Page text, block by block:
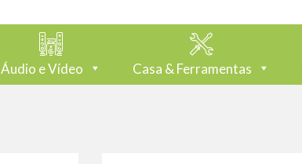
Áudio e Vídeo Casa & Ferramentas